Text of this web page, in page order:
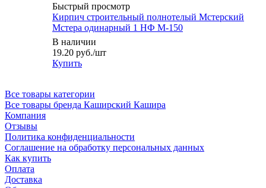
Быстрый просмотр
Кирпич строительный полнотелый Мстерский
Мстера одинарный 1 НФ М-150
В наличии
19.20 руб./шт
Купить
Все товары категории
Все товары бренда Каширский Кашира
Компания
Отзывы
Политика конфиденциальности
Соглашение на обработку персональных данных
Как купить
Оплата
Доставка